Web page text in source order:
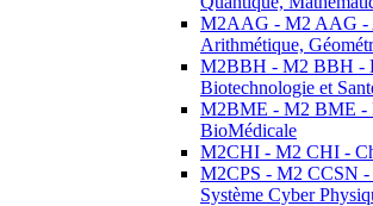
M2AAG - M2 AAG -
Arithmétique,
M2BBH - M2 BBH -
Biotechnologie et
M2BME - M2 BME -
BioMédicale
M2CHI - M2 CHI -
M2CPS - M2 CCSN
Système Cyber